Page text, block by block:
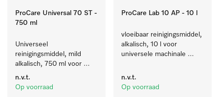
ProCare Universal 70 ST -
750 ml
Universeel
reinigingsmiddel, mild
alkalisch, 750 ml voor
behoedzaam verwijderen
van vetresten en vuil.
n.v.t.
Op voorraad
ProCare Lab 10 AP - 10 l
vloeibaar reinigingsmiddel,
alkalisch, 10 l voor
universele machinale
laboratoriumglaswerk en -
gerei.
n.v.t.
Op voorraad